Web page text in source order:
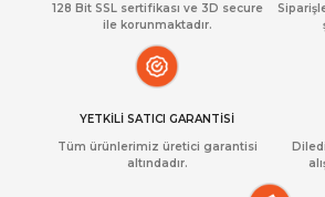
128 Bit SSL sertifikası ve 3D secure
ile korunmaktadır.
YETKİLİ SATICI GARANTİSİ
Tüm ürünlerimiz üretici garantisi
altındadır.